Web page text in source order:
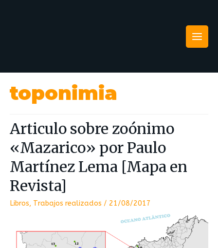
toponimia
Articulo sobre zoónimo
«Mazarico» por Paulo
Martínez Lema [Mapa en
Revista]
Libros, Trabajos realizados / 21/08/2017